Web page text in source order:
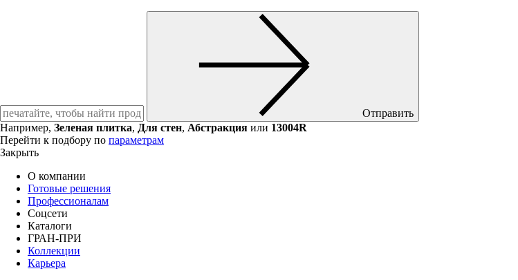
Отправить
Например, Зеленая плитка, Для стен, Абстракция или 13004R
Перейти к подбору по параметрам
Закрыть
О компании
Готовые решения
Профессионалам
Соцсети
Каталоги
ГРАН-ПРИ
Коллекции
Карьера